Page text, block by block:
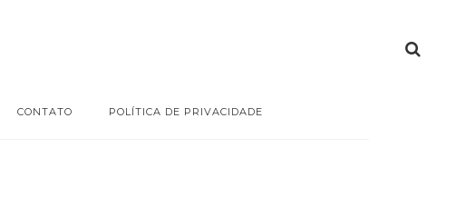
CONTATO POLÍTICA DE PRIVACIDADE